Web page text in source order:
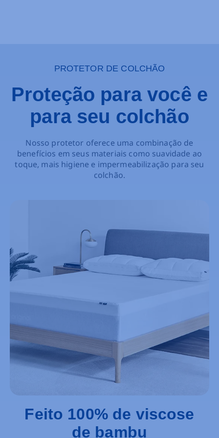
PROTETOR DE COLCHÃO
Proteção para você e
para seu colchão
Nosso protetor oferece uma combinação de
benefícios em seus materiais como suavidade ao
toque, mais higiene e impermeabilização para seu
colchão.
Feito 100% de viscose
de bambu